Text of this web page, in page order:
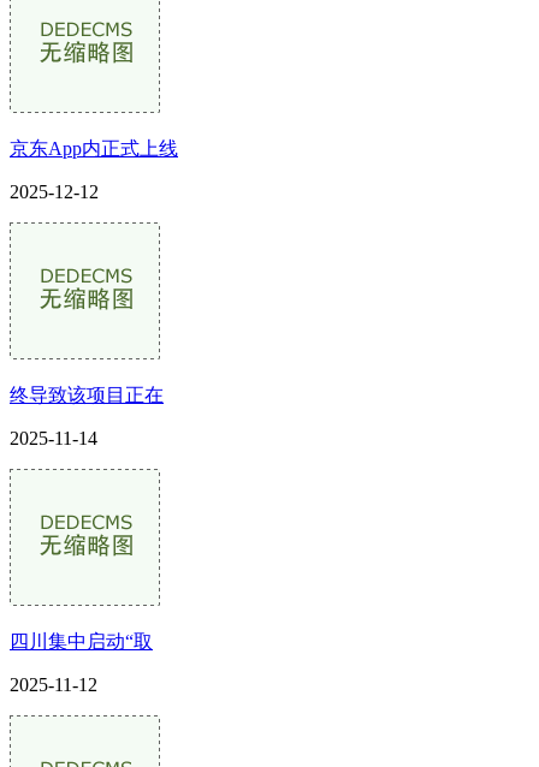
京东App内正式上线
2025-12-12
终导致该项目正在
2025-11-14
四川集中启动“取
2025-11-12